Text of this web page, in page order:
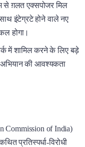
से ग़लत एक्सपोजर मिल
इंटेग्रटे होने वाले नए
होगा।
में शामिल करने के लिए बड़े
की आवश्यकता
Commission of India)
प्रतिस्पर्धा-विरोधी